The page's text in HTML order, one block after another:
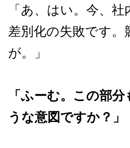
「あ、はい。今、
差別化の失敗です
が。」
「ふーむ。この部
うな意図ですか？」